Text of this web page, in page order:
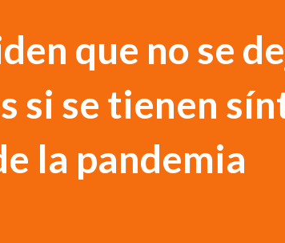
que no se
si se tienen
la pandemia